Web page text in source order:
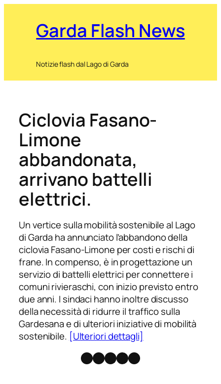
Garda Flash News
Notizie flash dal Lago di Garda
Ciclovia Fasano-
Limone
abbandonata,
arrivano battelli
elettrici.
Un vertice sulla mobilità sostenibile al Lago
di Garda ha annunciato l’abbandono della
ciclovia Fasano-Limone per costi e rischi di
frane. In compenso, è in progettazione un
servizio di battelli elettrici per connettere i
comuni rivieraschi, con inizio previsto entro
due anni. I sindaci hanno inoltre discusso
della necessità di ridurre il traffico sulla
Gardesana e di ulteriori iniziative di mobilità
sostenibile. [Ulteriori dettagli]
Facebook
Instagram
X Threads
Telegram